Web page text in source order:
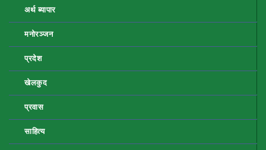
अर्थ ब्यापार
मनोरञ्जन
प्रदेश
खेलकुद
प्रवास
साहित्य